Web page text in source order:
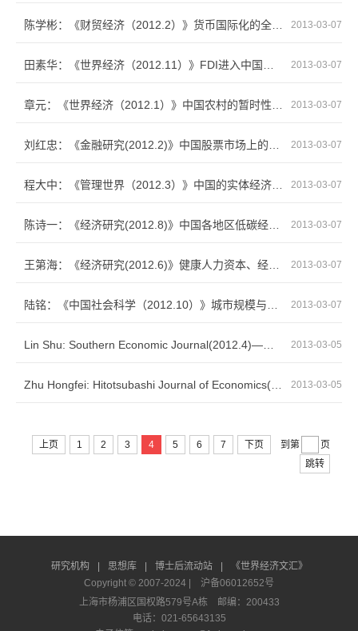
2013-03-07
2013-03-07
2013-03-07
2013-03-07
2013-03-07
2013-03-07
2013-03-07
2013-03-07
2013-03-05
2013-03-05
上页 1 2 3 4 5 6 7 下页 到第
页
跳转
研究机构 思想库 博士后流动站
《世界经济文汇》
Copyright © 2007-2024 | 沪备06012652号
上海市杨浦区国权路579号A栋 邮编：200433
电话：021-65643135